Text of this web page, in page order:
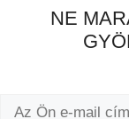
NE